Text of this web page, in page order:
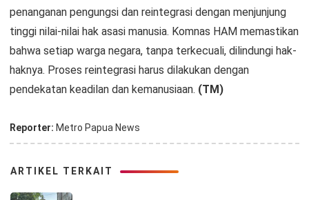
penanganan pengungsi dan reintegrasi dengan menjunjung
tinggi nilai-nilai hak asasi manusia. Komnas HAM memastikan
bahwa setiap warga negara, tanpa terkecuali, dilindungi hak-
haknya. Proses reintegrasi harus dilakukan dengan
pendekatan keadilan dan kemanusiaan. (TM)
Reporter: Metro Papua News
ARTIKEL TERKAIT